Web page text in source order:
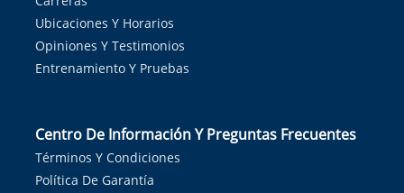
Ubicaciones Y Horarios
Opiniones Y Testimonios
Entrenamiento Y Pruebas
Centro De Información Y Preguntas Frecuentes
Términos Y Condiciones
Política De Garantía